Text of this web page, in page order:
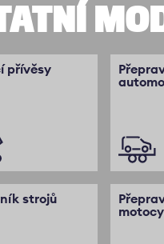
přívěsy
strojů